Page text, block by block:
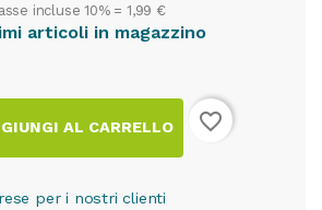
incluse 10% =1,99 €
articoli in magazzino
AL CARRELLO favorite_border
per i nostri clienti